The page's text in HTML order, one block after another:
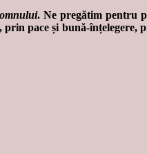
. Ne pregătim pentru
pace și bună-înțelegere,